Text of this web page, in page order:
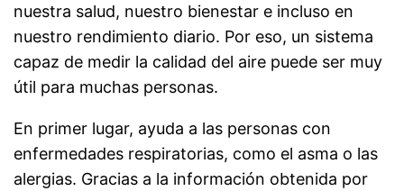
nuestra salud, nuestro bienestar e incluso en
nuestro rendimiento diario. Por eso, un sistema
capaz de medir la calidad del aire puede ser muy
útil para muchas personas.
En primer lugar, ayuda a las personas con
enfermedades respiratorias, como el asma o las
alergias. Gracias a la información obtenida por